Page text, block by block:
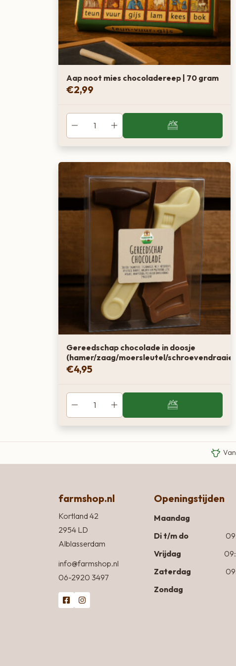
Aap noot mies chocoladereep | 70 gram
€2,99
Gereedschap chocolade in doosje
(hamer/zaag/moersleutel/schroevendraaier)
€4,95
farmshop.nl
Kortland 42
2954 LD
Alblasserdam
info@farmshop.nl
06-2920 3497
Openingstijden
Maandag
Di t/m do
Vrijdag
Zaterdag
Zondag